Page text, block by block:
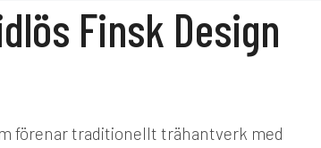
Finsk Design
förenar traditionellt trähantverk med